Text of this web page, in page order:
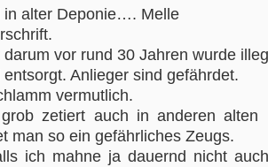
in alter Deponie…. Melle
darum vor rund 30 Jahren wurde
entsorgt. Anlieger sind gefährdet.
vermutlich.
zetiert auch in anderen alten
man so ein gefährliches Zeugs.
ich mahne ja dauernd nicht